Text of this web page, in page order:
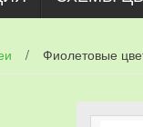
/ Фиолетовые